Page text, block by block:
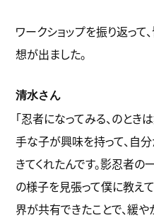
ワークショップを振り返っ
想が出ました。
清水さん
「忍者になってみる、のと
手な子が興味を持って、自
きてくれたんです。影忍者
の様子を見張って僕に教え
界が共有できたことで、緩